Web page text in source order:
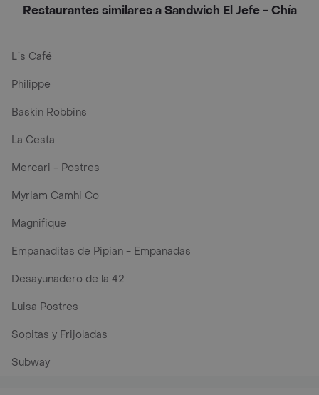
Restaurantes similares a Sandwich El Jefe - Chía
L´s Café
Philippe
Baskin Robbins
La Cesta
Mercari - Postres
Myriam Camhi Co
Magnifique
Empanaditas de Pipian - Empanadas
Desayunadero de la 42
Luisa Postres
Sopitas y Frijoladas
Subway